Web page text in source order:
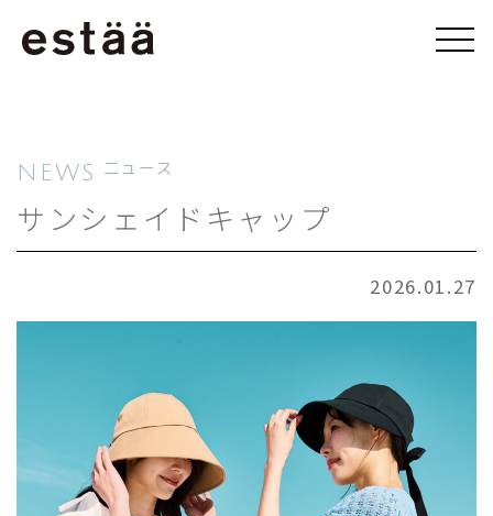
NEWS ニュース
サンシェイドキャップ
2026.01.27